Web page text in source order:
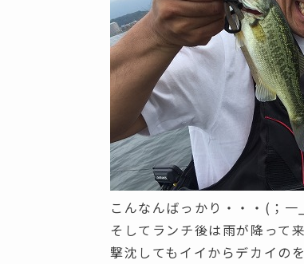
こんなんばっかり・・・(；一
そしてランチ後は雨が降って
撃沈してもイイからデカイの